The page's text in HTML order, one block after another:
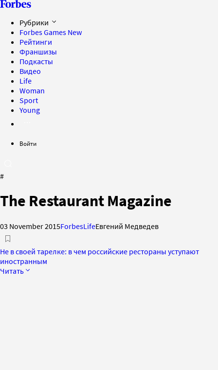
Рубрики
Forbes Games New
Рейтинги
Франшизы
Подкасты
Видео
Life
Woman
Sport
Young
Войти
#
The Restaurant Magazine
03 November 2015ForbesLifeЕвгений Медведев
Не в своей тарелке: в чем российские рестораны уступают
иностранным
Читать